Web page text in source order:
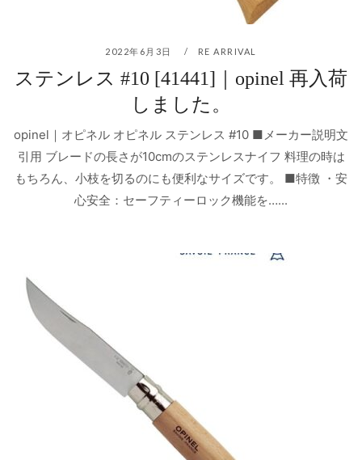
2022年6月3日 RE ARRIVAL
ステンレス #10 [41441]｜opinel 再入荷
しました。
opinel｜オピネル オピネル ステンレス #10 ■メーカー説明文
引用 ブレードの長さが10cmのステンレスナイフ 料理の時は
もちろん、小枝を切るのにも便利なサイズです。 ■特徴 ・安
心安全：セーフティーロック機能を…...